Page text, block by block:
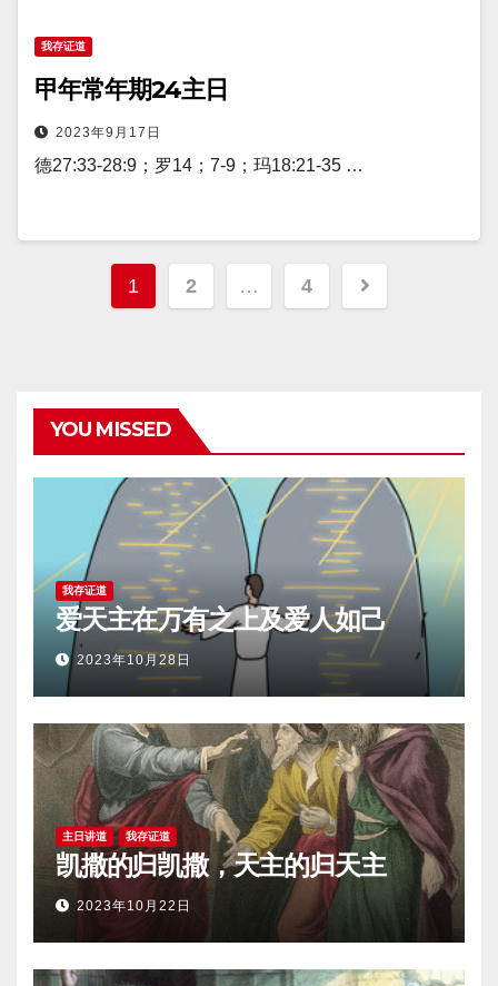
我存证道
甲年常年期24主日
2023年9月17日
德27:33-28:9；罗14；7-9；玛18:21-35 …
文
页
1 2 … 4
YOU MISSED
我存证道
爱天主在万有之上及爱人如己
2023年10月28日
主日讲道 我存证道
凯撒的归凯撒，天主的归天主
2023年10月22日